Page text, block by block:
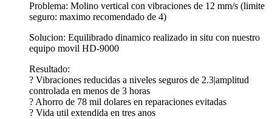
Problema: Molino vertical con vibraciones de 12 mm/s (limite
seguro: maximo recomendado de 4)
Solucion: Equilibrado dinamico realizado in situ con nuestro
equipo movil HD-9000
Resultado:
? Vibraciones reducidas a niveles seguros de 2.3|amplitud
controlada en menos de 3 horas
? Ahorro de 78 mil dolares en reparaciones evitadas
? Vida util extendida en tres anos